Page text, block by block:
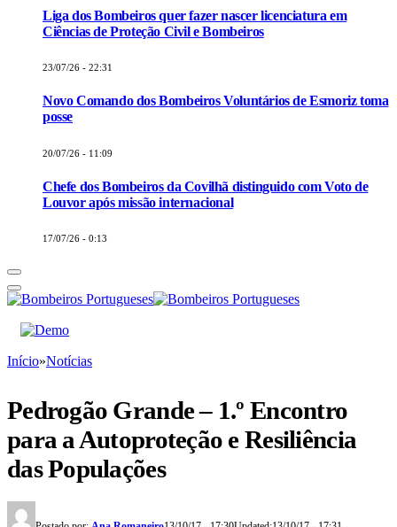
Liga dos Bombeiros quer fazer nascer licenciatura em
Ciências de Proteção Civil e Bombeiros
23/07/26 - 22:31
Novo Comando dos Bombeiros Voluntários de Esmoriz toma
posse
20/07/26 - 11:09
Chefe dos Bombeiros da Covilhã distinguido com Voto de
Louvor após missão internacional
17/07/26 - 0:13
Início»Notícias
Pedrogão Grande – 1.º Encontro
para a Autoproteção e Resiliência
das Populações